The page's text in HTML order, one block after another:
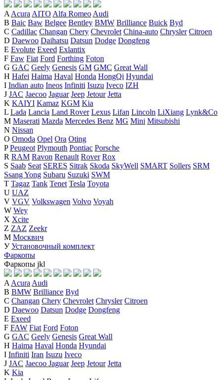
A Acura AITO Alfa Romeo Audi
B Baic Baw Belgee Bentley BMW Brilliance Buick Byd
C Cadillac Changan Chery Chevrolet China-auto Chrysler Citroen
D Daewoo Daihatsu Datsun Dodge Dongfeng
E Evolute Exeed Exlantix
F Faw Fiat Ford Forthing Foton
G GAC Geely Genesis GM GMC Great Wall
H Hafei Haima Haval Honda HongQi Hyundai
I Indian auto Ineos Infiniti Isuzu Iveco IZH
J JAC Jaecoo Jaguar Jeep Jetour Jetta
K KAIYI Kamaz KGM Kia
L Lada Lancia Land Rover Lexus Lifan Lincoln LiXiang Lynk&Co
M Maserati Mazda Mercedes Benz MG Mini Mitsubishi
N Nissan
O Omoda Opel Ora Oting
P Peugeot Plymouth Pontiac Porsche
R RAM Ravon Renault Rover Rox
S Saab Seat SERES Sitrak Skoda SkyWell SMART Sollers SRM
Ssang Yong Subaru Suzuki SWM
T Tagaz Tank Tenet Tesla Toyota
U UAZ
V VGV Volkswagen Volvo Voyah
W Wey
X Xcite
Z ZAZ Zeekr
М Москвич
У Установочный комплект
Фаркопы
Фаркопы jkl
A Acura Audi
B BMW Brilliance Byd
C Changan Chery Chevrolet Chrysler Citroen
D Daewoo Datsun Dodge Dongfeng
E Exeed
F FAW Fiat Ford Foton
G GAC Geely Genesis Great Wall
H Haima Haval Honda Hyundai
I Infiniti Iran Isuzu Iveco
J JAC Jaecoo Jaguar Jeep Jetour Jetta
K Kia